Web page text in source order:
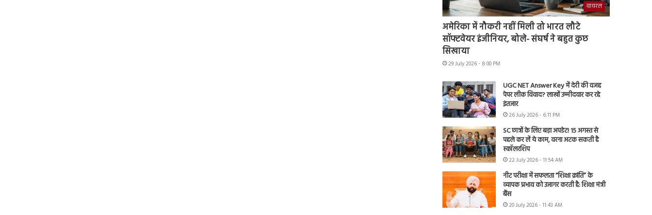
वायरल
अमेरिका में नौकरी नहीं मिली तो भारत लौटे
सॉफ्टवेयर इंजीनियर, बोले- संघर्ष ने बहुत कुछ
सिखाया
29 July 2026 - 8:00 PM
UGC NET Answer Key में देरी की वजह
पेपर लीक विवाद? लाखों उम्मीदवार कर रहे
इंतजार
26 July 2026 - 6:11 PM
SC छात्रों के लिए बड़ा अपडेट! 15 अगस्त से
पहले कर लें ये काम, वरना अटक सकती है
स्कॉलरशिप
22 July 2026 - 11:54 AM
नीट परीक्षा में सफलता “शिक्षा क्रांति” के
व्यापक प्रभाव को उजागर करती है: शिक्षा मंत्री
बैंस
20 July 2026 - 11:43 AM